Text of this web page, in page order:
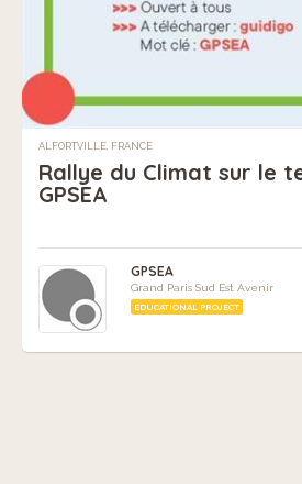
ALFORTVILLE, FRANCE
Rallye du Climat sur le
GPSEA
GPSEA
Grand Paris Sud Est Avenir
EDUCATIONAL PROJECT